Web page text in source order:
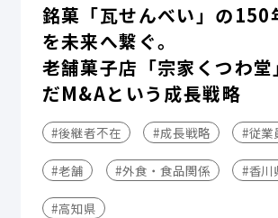
銘菓「瓦せんべい」の150
を未来へ繋ぐ。
老舗菓子店「宗家くつわ堂
だM&Aという成長戦略
#後継者不在 #成長戦略 #従業
#老舗 #外食・食品関係 #香川
#高知県